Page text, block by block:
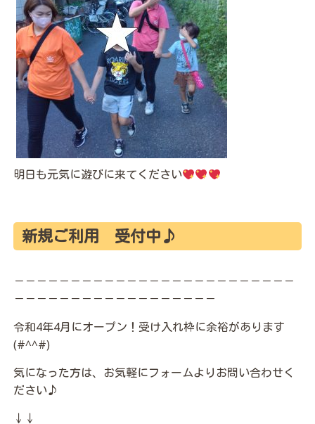
明日も元気に遊びに来てください
新規ご利用 受付中♪
－－－－－－－－－－－－－－－－－－－－－－－－－
－－－－－－－－－－－－－－－－－－
令和4年4月にオープン！受け入れ枠に余裕があります
(#^^#)
気になった方は、お気軽にフォームよりお問い合わせく
ださい♪
↓↓